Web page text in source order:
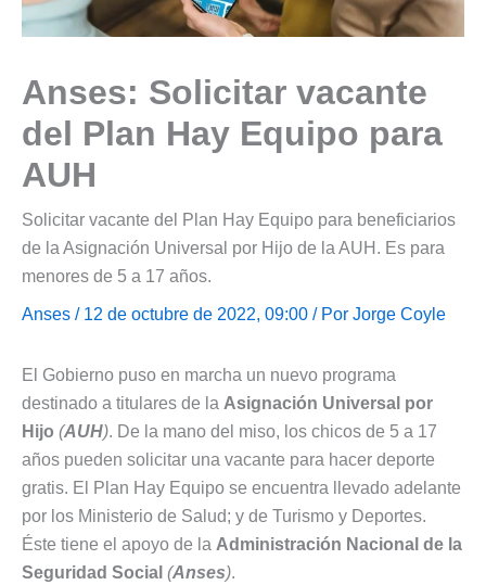
Anses: Solicitar vacante
del Plan Hay Equipo para
AUH
Solicitar vacante del Plan Hay Equipo para beneficiarios
de la Asignación Universal por Hijo de la AUH. Es para
menores de 5 a 17 años.
Anses / 12 de octubre de 2022, 09:00 / Por Jorge Coyle
El Gobierno puso en marcha un nuevo programa
destinado a titulares de la Asignación Universal por
Hijo (AUH). De la mano del miso, los chicos de 5 a 17
años pueden solicitar una vacante para hacer deporte
gratis. El Plan Hay Equipo se encuentra llevado adelante
por los Ministerio de Salud; y de Turismo y Deportes.
Éste tiene el apoyo de la Administración Nacional de la
Seguridad Social (Anses).